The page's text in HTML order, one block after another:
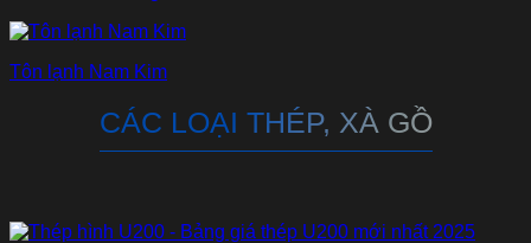
Tôn lạnh Nam Kim
CÁC LOẠI THÉP, XÀ GỒ